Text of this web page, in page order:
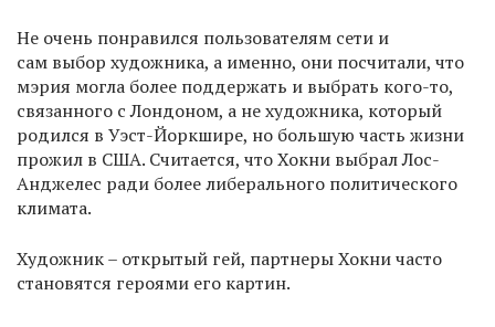
Не очень понравился пользователям сети и
сам выбор художника, а именно, они посчитали, что
мэрия могла более поддержать и выбрать кого-то,
связанного с Лондоном, а не художника, который
родился в Уэст-Йоркшире, но большую часть жизни
прожил в США. Считается, что Хокни выбрал Лос-
Анджелес ради более либерального политического
климата.
Художник – открытый гей, партнеры Хокни часто
становятся героями его картин.